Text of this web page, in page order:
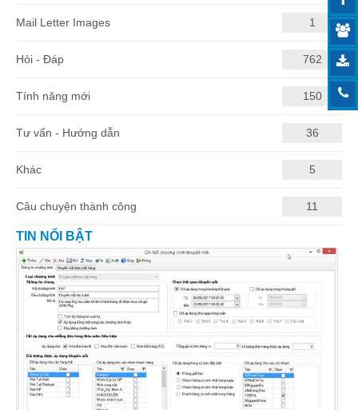
Mail Letter Images 1
Hỏi - Đáp 762
Tính năng mới 150
Tư vấn - Hướng dẫn 36
Khác 5
Câu chuyện thành công 11
TIN NỔI BẬT